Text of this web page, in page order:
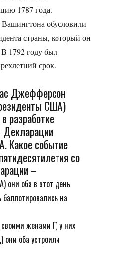
1787 года.
Вашингтона обусловили
страны, который он
В 1792 году был
срок.
Джефферсон
США)
разработке
Декларации
Какое событие
со
–
они оба в этот день
на
женами Г) у них
они оба устроили